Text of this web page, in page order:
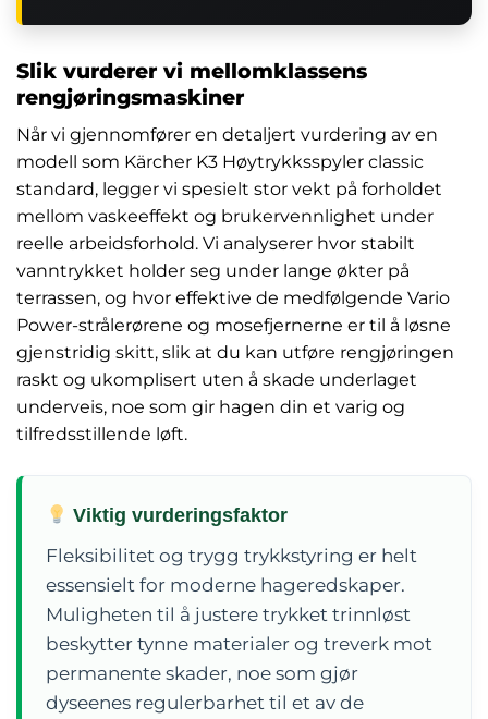
Slik vurderer vi mellomklassens
rengjøringsmaskiner
Når vi gjennomfører en detaljert vurdering av en
modell som Kärcher K3 Høytrykksspyler classic
standard, legger vi spesielt stor vekt på forholdet
mellom vaskeeffekt og brukervennlighet under
reelle arbeidsforhold. Vi analyserer hvor stabilt
vanntrykket holder seg under lange økter på
terrassen, og hvor effektive de medfølgende Vario
Power-strålerørene og mosefjernerne er til å løsne
gjenstridig skitt, slik at du kan utføre rengjøringen
raskt og ukomplisert uten å skade underlaget
underveis, noe som gir hagen din et varig og
tilfredsstillende løft.
Viktig vurderingsfaktor
Fleksibilitet og trygg trykkstyring er helt
essensielt for moderne hageredskaper.
Muligheten til å justere trykket trinnløst
beskytter tynne materialer og treverk mot
permanente skader, noe som gjør
dyseenes regulerbarhet til et av de